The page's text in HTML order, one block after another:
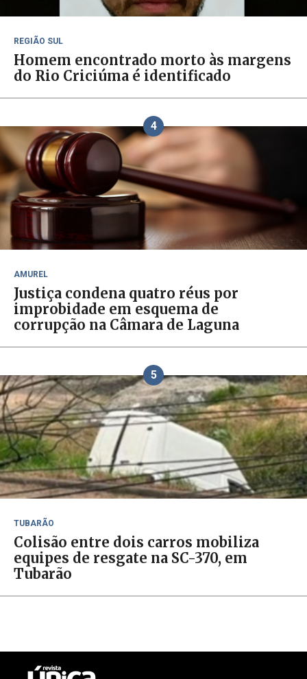
REGIÃO SUL
Homem encontrado morto às margens
do Rio Criciúma é identificado
4
AMUREL
Justiça condena quatro réus por
improbidade em esquema de
corrupção na Câmara de Laguna
5
TUBARÃO
Colisão entre dois carros mobiliza
equipes de resgate na SC-370, em
Tubarão